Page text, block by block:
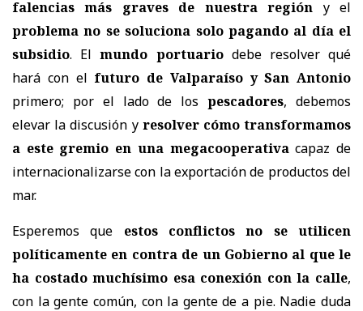
falencias más graves de nuestra región y el
problema no se soluciona solo pagando al día el
subsidio. Elmundo portuariodebe resolver qué
hará con el futuro de Valparaíso y San Antonio
primero; por el lado de lospescadores, debemos
elevar la discusión y resolver cómo transformamos
a este gremio en una megacooperativacapaz de
internacionalizarse con la exportación de productos del
mar.
Esperemos que estos conflictos no se utilicen
políticamente en contra de un Gobierno al que le
ha costado muchísimo esa conexión con la calle,
con la gente común, con la gente de a pie. Nadie duda